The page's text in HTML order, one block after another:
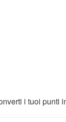
i tuoi punti